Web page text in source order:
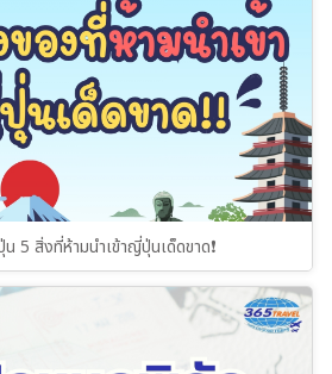
5 สิ่งที่ห้ามนำเข้าญี่ปุ่นเด็ดขาด❗️